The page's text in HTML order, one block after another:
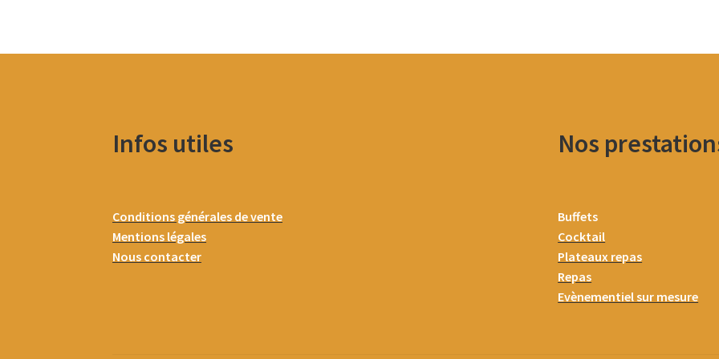
Infos utiles
Conditions générales de vente
Mentions légales
Nous contacter
Nos
Buffets
Cocktail
Plateaux repas
Repas
Evènementiel sur mesure